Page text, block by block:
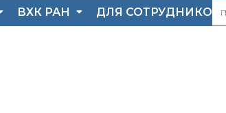
ВХК РАН ДЛЯ СОТРУДНИКОВ